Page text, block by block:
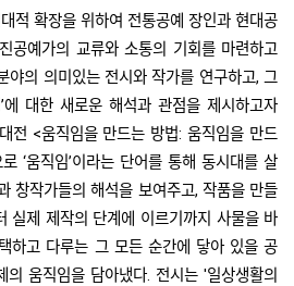
적 확장을 위하여 전통공예 장인과 현대공
공예가의 교류와 소통의 기회를 마련하고
야의 의미있는 전시와 작가를 연구하고, 그
에 대한 새로운 해석과 관점을 제시하고자
전 <움직임을 만드는 방법: 움직임을 만드
‘움직임’이라는 단어를 통해 동시대를 살
창작가들의 해석을 보여주고, 작품을 만들
실제 제작의 단계에 이르기까지 사물을 바
하고 다루는 그 모든 순간에 닿아 있을 공
의 움직임을 담아냈다. 전시는 '일상생활의